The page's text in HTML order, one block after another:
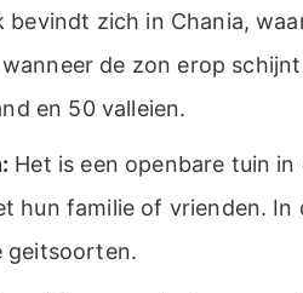
bevindt zich in Chania,
de zon erop
en 50 valleien.
Het is een openbare tuin
hun familie of vrienden.
geitsoorten.